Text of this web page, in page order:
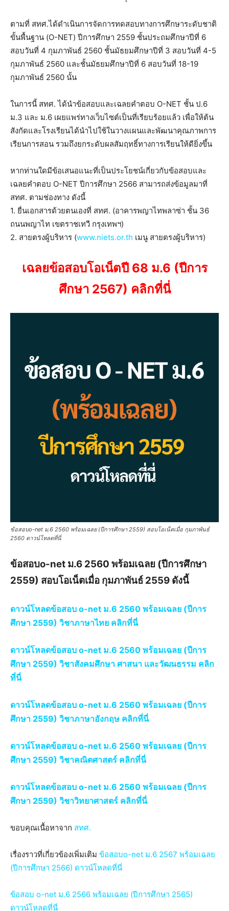
ตามที่ สทศ.ได้ดำเนินการจัดการทดสอบทางการศึกษาระดับชาติ
ขั้นพื้นฐาน (O-NET) ปีการศึกษา 2559 ชั้นประถมศึกษาปีที่ 6
สอบวันที่ 4 กุมภาพันธ์ 2560 ชั้นมัธยมศึกษาปีที่ 3 สอบวันที่ 4-5
กุมภาพันธ์ 2560 และชั้นมัธยมศึกษาปีที่ 6 สอบวันที่ 18-19
กุมภาพันธ์ 2560 นั้น
ในการนี้ สทศ. ได้นำข้อสอบและเฉลยคำตอบ O-NET ชั้น ป.6
ม.3 และ ม.6 เผยแพร่ทางเว็บไซต์เป็นที่เรียบร้อยแล้ว เพื่อให้ต้น
สังกัดและโรงเรียนได้นำไปใช้ในวางแผนและพัฒนาคุณภาพการ
เรียนการสอน รวมถึงยกระดับผลสัมฤทธิ์ทางการเรียนให้ดียิ่งขึ้น
หากท่านใดมีข้อเสนอแนะที่เป็นประโยชน์เกี่ยวกับข้อสอบและ
เฉลยคำตอบ O-NET ปีการศึกษา 2566 สามารถส่งข้อมูลมาที่
สทศ. ตามช่องทาง ดังนี้
1. ยื่นเอกสารด้วยตนเองที่ สทศ. (อาคารพญาไทพลาซ่า ชั้น 36
ถนนพญาไท เขตราชเทวี กรุงเทพฯ)
2. สายตรงผู้บริหาร (www.niets.or.th เมนู สายตรงผู้บริหาร)
เฉลยข้อสอบโอเน็ตปี 68 ม.6 (ปีการ
ศึกษา 2567) คลิกที่นี่
ข้อสอบo-net ม.6 2560 พร้อมเฉลย (ปีการศึกษา 2559) สอบโอเน็ตเมื่อ กุมภาพันธ์
2560 ดาวน์โหลดที่นี่
ข้อสอบo-net ม.6 2560 พร้อมเฉลย (ปีการศึกษา
2559) สอบโอเน็ตเมื่อ กุมภาพันธ์ 2559 ดังนี้
ดาวน์โหลดข้อสอบ o-net ม.6 2560 พร้อมเฉลย (ปีการ
ศึกษา 2559) วิชาภาษาไทย คลิกที่นี่
ดาวน์โหลดข้อสอบ o-net ม.6 2560 พร้อมเฉลย (ปีการ
ศึกษา 2559) วิชาสังคมศึกษา ศาสนา และวัฒนธรรม คลิก
ที่นี่
ดาวน์โหลดข้อสอบ o-net ม.6 2560 พร้อมเฉลย (ปีการ
ศึกษา 2559) วิชาภาษาอังกฤษ คลิกที่นี่
ดาวน์โหลดข้อสอบ o-net ม.6 2560 พร้อมเฉลย (ปีการ
ศึกษา 2559) วิชาคณิตศาสตร์ คลิกที่นี่
ดาวน์โหลดข้อสอบ o-net ม.6 2560 พร้อมเฉลย (ปีการ
ศึกษา 2559) วิชาวิทยาศาสตร์ คลิกที่นี่
ขอบคุณเนื้อหาจาก สทศ.
เรื่องราวที่เกี่ยวข้องเพิ่มเติม ข้อสอบo-net ม.6 2567 พร้อมเฉลย
(ปีการศึกษา 2566) ดาวน์โหลดที่นี่
ข้อสอบ o-net ม.6 2566 พร้อมเฉลย (ปีการศึกษา 2565)
ดาวน์โหลดที่นี่